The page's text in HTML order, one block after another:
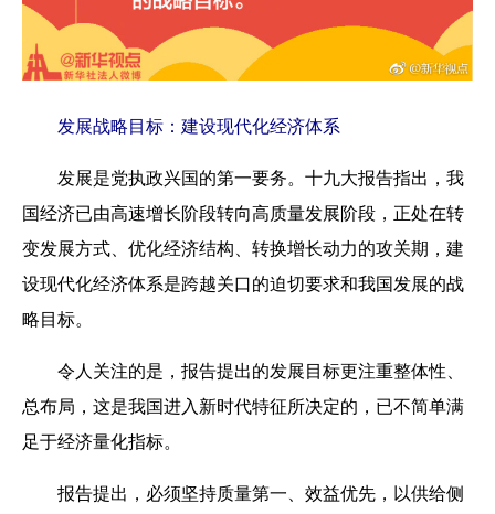
发展战略目标：建设现代化经济体系
发展是党执政兴国的第一要务。十九大报告指出，我
国经济已由高速增长阶段转向高质量发展阶段，正处在转
变发展方式、优化经济结构、转换增长动力的攻关期，建
设现代化经济体系是跨越关口的迫切要求和我国发展的战
略目标。
令人关注的是，报告提出的发展目标更注重整体性、
总布局，这是我国进入新时代特征所决定的，已不简单满
足于经济量化指标。
报告提出，必须坚持质量第一、效益优先，以供给侧